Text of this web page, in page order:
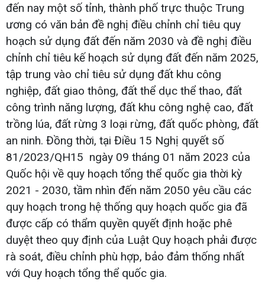
đến nay một số tỉnh, thành phố trực thuộc Trung
ương có văn bản đề nghị điều chỉnh chỉ tiêu quy
hoạch sử dụng đất đến năm 2030 và đề nghị điều
chỉnh chỉ tiêu kế hoạch sử dụng đất đến năm 2025,
tập trung vào chỉ tiêu sử dụng đất khu công
nghiệp, đất giao thông, đất thể dục thể thao, đất
công trình năng lượng, đất khu công nghệ cao, đất
trồng lúa, đất rừng 3 loại rừng, đất quốc phòng, đất
an ninh. Đồng thời, tại Điều 15 Nghị quyết số
81/2023/QH15 ngày 09 tháng 01 năm 2023 của
Quốc hội về quy hoạch tổng thể quốc gia thời kỳ
2021 - 2030, tầm nhìn đến năm 2050 yêu cầu các
quy hoạch trong hệ thống quy hoạch quốc gia đã
được cấp có thẩm quyền quyết định hoặc phê
duyệt theo quy định của Luật Quy hoạch phải được
rà soát, điều chỉnh phù hợp, bảo đảm thống nhất
với Quy hoạch tổng thể quốc gia.